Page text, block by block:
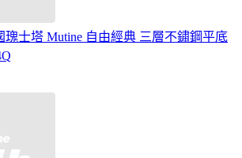
瑰士塔 Mutine 自由經典 三層不鏽鋼平底